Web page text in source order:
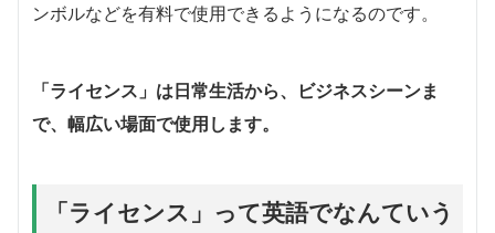
ンボルなどを有料で使用できるようになるのです。
「ライセンス」は日常生活から、ビジネスシーンま
で、幅広い場面で使用します。
「ライセンス」って英語でなんていう